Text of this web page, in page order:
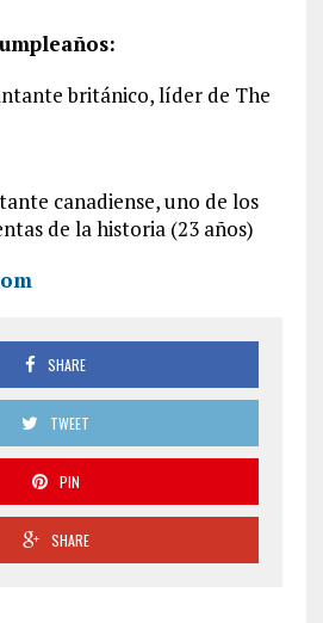
británico, líder de The
canadiense, uno de los
de la historia (23 años)
SHARE
TWEET
PIN
SHARE